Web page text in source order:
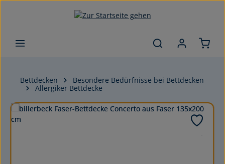
Zum Hauptinhalt springen
Bettdecken
Besondere Bedürfnisse bei Bettdecken
Allergiker Bettdecke
Bildergalerie überspringen